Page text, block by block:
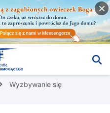
Wyzbywanie się